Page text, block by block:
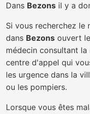
Dans Bezons il y a
Si vous recherchez le
dans Bezons ouvert
médecin consultant
centre d'appel qui
les urgence dans la
ou les pompiers.
Lorsque vous êtes